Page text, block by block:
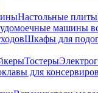
Настольные плиты
машины
Шкафы для
Тостеры
для